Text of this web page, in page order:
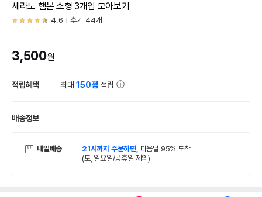
세라노 햄본 소형 3개입 모아보기
4.6 후기 44개
3,500원
적립혜택 최대150점 적립
배송정보
내일배송 21시까지 주문하면, 다음날 95% 도착
(토, 일요일/공휴일 제외)